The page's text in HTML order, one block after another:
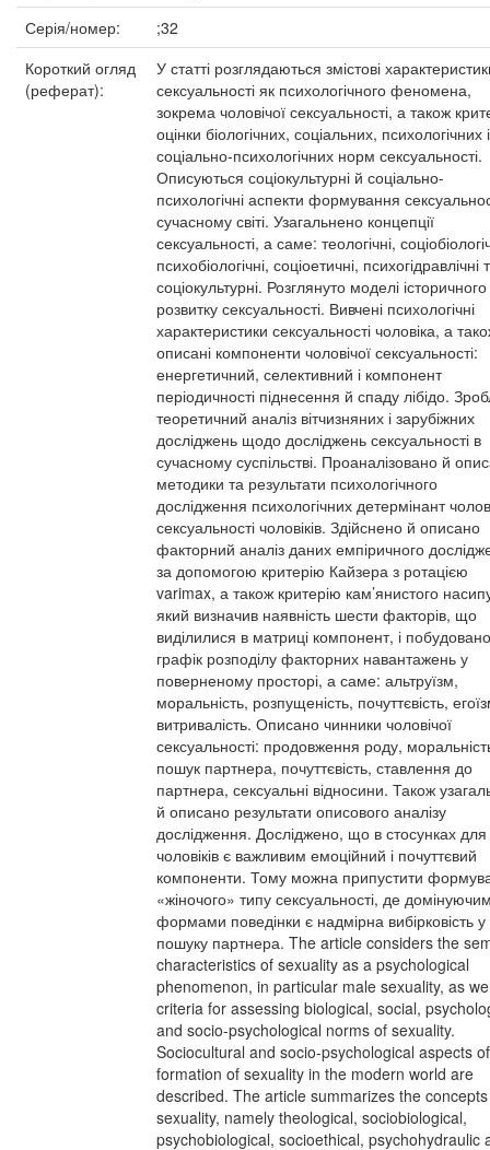
Серія/номер:
;32
Короткий огляд
(реферат):
У статті розглядаються змістові
сексуальності як психологічного феномена,
зокрема чоловічої сексуальності, а також
оцінки біологічних, соціальних, психологічних і
соціально-психологічних норм сексуальності.
Описуються соціокультурні й соціально-
психологічні аспекти формування
сучасному світі. Узагальнено концепції
сексуальності, а саме: теологічні,
психобіологічні, соціоетичні, психогідравлічні
соціокультурні. Розглянуто моделі історичного
розвитку сексуальності. Вивчені психологічні
характеристики сексуальності чоловіка, а
описані компоненти чоловічої сексуальності:
енергетичний, селективний і компонент
періодичності піднесення й спаду лібідо.
теоретичний аналіз вітчизняних і зарубіжних
досліджень щодо досліджень сексуальності в
сучасному суспільстві. Проаналізовано й
методики та результати психологічного
дослідження психологічних детермінант
сексуальності чоловіків. Здійснено й описано
факторний аналіз даних емпіричного
за допомогою критерію Кайзера з ротацією
varimax, а також критерію кам’янистого
який визначив наявність шести факторів, що
виділилися в матриці компонент, і побудовано
графік розподілу факторних навантажень у
поверненому просторі, а саме: альтруїзм,
моральність, розпущеність, почуттєвість,
витривалість. Описано чинники чоловічої
сексуальності: продовження роду,
пошук партнера, почуттєвість, ставлення до
партнера, сексуальні відносини. Також
й описано результати описового аналізу
дослідження. Досліджено, що в стосунках для
чоловіків є важливим емоційний і почуттєвий
компоненти. Тому можна припустити
«жіночого» типу сексуальності, де
формами поведінки є надмірна вибірковість у
пошуку партнера. The article considers the
characteristics of sexuality as a psychological
phenomenon, in particular male sexuality, as
criteria for assessing biological, social,
and socio-psychological norms of sexuality.
Sociocultural and socio-psychological aspects
formation of sexuality in the modern world are
described. The article summarizes the
sexuality, namely theological, sociobiological,
psychobiological, socioethical, psychohydraulic